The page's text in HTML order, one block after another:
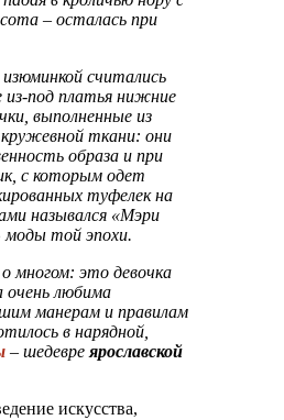
– осталась при
считались
из-под платья нижние
выполненные из
ткани: они
образа и при
с которым одет
туфелек на
назывался «Мэри
той эпохи.
многом: это девочка
очень любима
манерам и правилам
в нарядной,
– шедевре ярославской
искусства,